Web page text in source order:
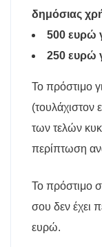
δημόσιας
500 ευρώ
250 ευρώ
Το πρόστιμο
(τουλάχιστον
των τελών
περίπτωση
Το πρόστιμο
σου δεν έχει
ευρώ.